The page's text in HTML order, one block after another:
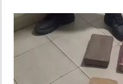
SHOW